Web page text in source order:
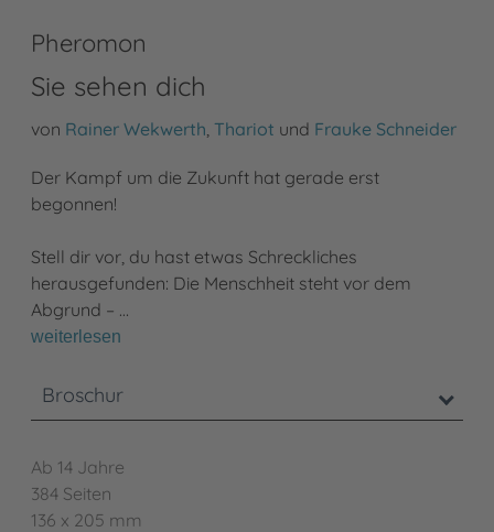
Pheromon
Sie sehen dich
von Rainer Wekwerth Thariot und Frauke Schneider
Der Kampf um die Zukunft hat gerade erst
begonnen!
Stell dir vor, du hast etwas Schreckliches
herausgefunden: Die Menschheit steht vor dem
Abgrund – …
weiterlesen
Broschur
Ab 14 Jahre
384 Seiten
136 x 205 mm